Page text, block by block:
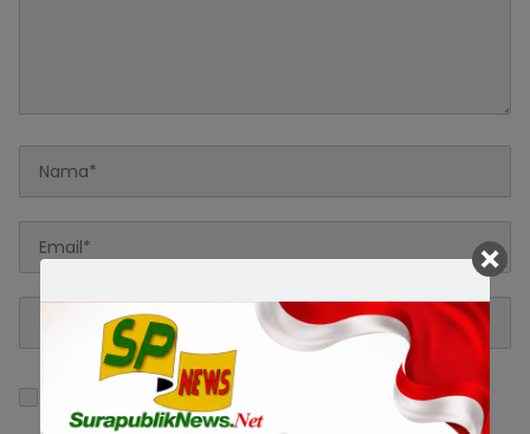
Simpan nama, email, dan situs web saya pada
peramban ini untuk komentar saya berikutnya.